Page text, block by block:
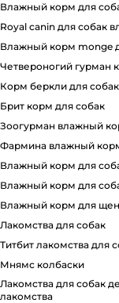
влажный корм для
royal canin для собак
влажный корм monge
четвероногий гурман
корм беркли для
брит корм для собак
зоогурман влажный
фармина влажный
влажный корм для
влажный корм для
влажный корм для
лакомства для собак
титбит лакомства для
мнямс колбаски
лакомства для собак деревенские
лакомства